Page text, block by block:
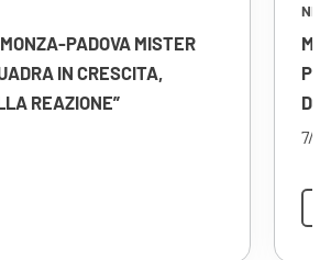
PADOVA MISTER
IN CRESCITA,
REAZIONE”
7/